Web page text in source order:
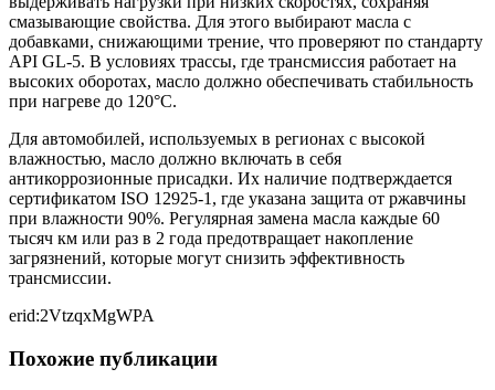
смазывающие свойства. Для этого выбирают масла с
добавками, снижающими трение, что проверяют по стандарту
API GL-5. В условиях трассы, где трансмиссия работает на
высоких оборотах, масло должно обеспечивать стабильность
при нагреве до 120°C.
Для автомобилей, используемых в регионах с высокой
влажностью, масло должно включать в себя
антикоррозионные присадки. Их наличие подтверждается
сертификатом ISO 12925-1, где указана защита от ржавчины
при влажности 90%. Регулярная замена масла каждые 60
тысяч км или раз в 2 года предотвращает накопление
загрязнений, которые могут снизить эффективность
трансмиссии.
erid:2VtzqxMgWPA
Похожие публикации